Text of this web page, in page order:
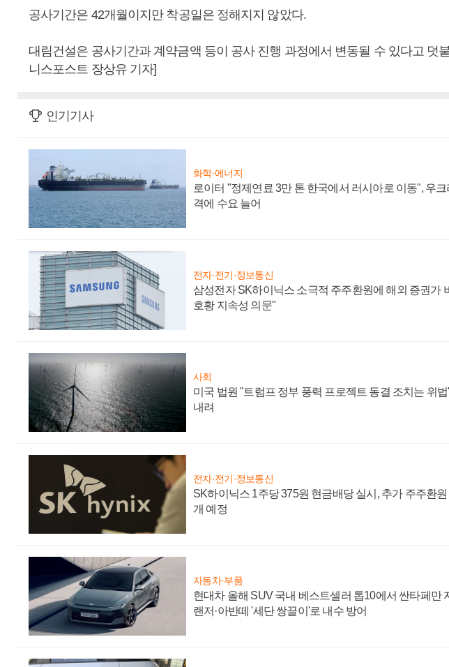
공사기간은 42개월이지만 착공일은 정해지지 않았다.
대림건설은 공사기간과 계약금액 등이 공사 진행 과정에서 변동될 수 있다고 덧
니스포스트 장상유 기자]
인기기사
화학·에너지
로이터 "정제연료 3만 톤 한국에서 러시아로 이동", 우
격에 수요 늘어
전자·전기·정보통신
삼성전자 SK하이닉스 소극적 주주환원에 해외 증권가
호황 지속성 의문"
사회
미국 법원 "트럼프 정부 풍력 프로젝트 동결 조치는 위
내려
전자·전기·정보통신
SK하이닉스 1주당 375원 현금배당 실시, 추가 주주환
개 예정
자동차·부품
현대차 올해 SUV 국내 베스트셀러 톱10에서 싼타페만
랜저·아반떼 '세단 쌍끌이'로 내수 방어